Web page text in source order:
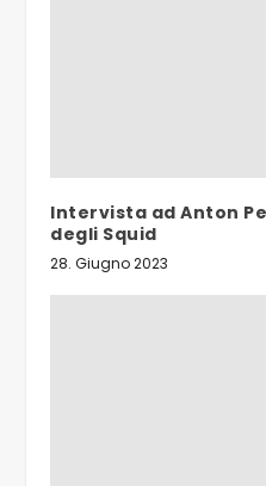
Intervista ad Anton
degli Squid
28. Giugno 2023